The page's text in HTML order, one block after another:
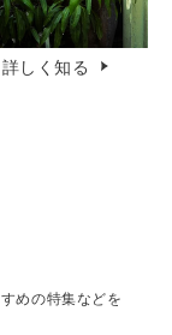
詳しく知る
めの特集などを